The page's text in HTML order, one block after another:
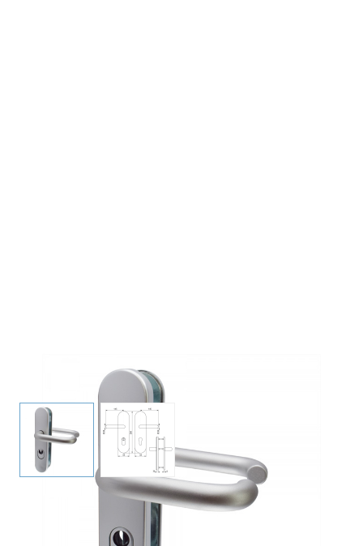
jádra LS
View larger imageView larger image
vč. 19% DPH